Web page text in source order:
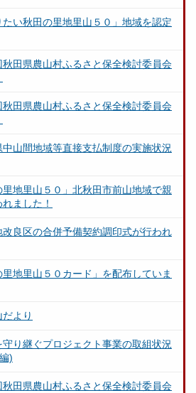
い秋田の里地里山５０」地域を認定
田県農山村ふるさと保全検討委員会
田県農山村ふるさと保全検討委員会
山間地域等直接支払制度の実施状況
里地里山５０」北秋田市前山地域で親
ました！
良区の合併予備契約調印式が行われ
里地里山５０カード」を配布していま
より
り継ぐプロジェクト事業の取組状況
)
田県農山村ふるさと保全検討委員会